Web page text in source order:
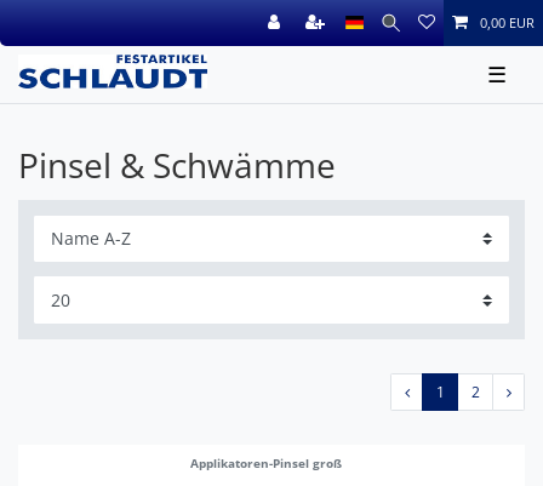
0,00 EUR
☰
Pinsel & Schwämme
1 2
Applikatoren-Pinsel groß